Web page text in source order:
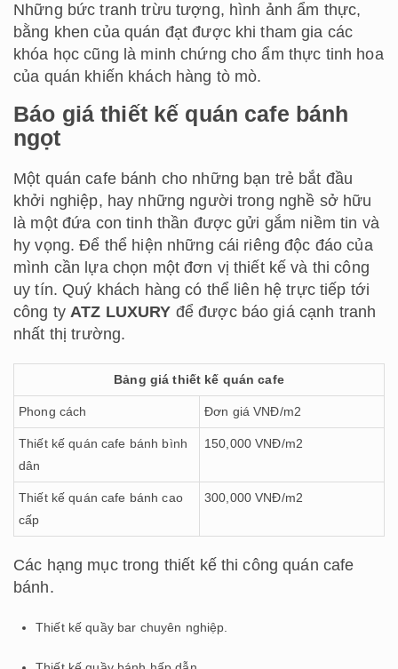
Những bức tranh trừu tượng, hình ảnh ẩm thực,
bằng khen của quán đạt được khi tham gia các
khóa học cũng là minh chứng cho ẩm thực tinh hoa
của quán khiến khách hàng tò mò.
Báo giá thiết kế quán cafe bánh
ngọt
Một quán cafe bánh cho những bạn trẻ bắt đầu
khởi nghiệp, hay những người trong nghề sở hữu
là một đứa con tinh thần được gửi gắm niềm tin và
hy vọng. Để thể hiện những cái riêng độc đáo của
mình cần lựa chọn một đơn vị thiết kế và thi công
uy tín. Quý khách hàng có thể liên hệ trực tiếp tới
công tyATZ LUXURY để được báo giá cạnh tranh
nhất thị trường.
Bảng giá thiết kế quán cafe
Phong cách Đơn giá VNĐ/m2
Thiết kế quán cafe bánh bình
dân
150,000 VNĐ/m2
Thiết kế quán cafe bánh cao
cấp
300,000 VNĐ/m2
Các hạng mục trong thiết kế thi công quán cafe
bánh.
Thiết kế quầy bar chuyên nghiệp.